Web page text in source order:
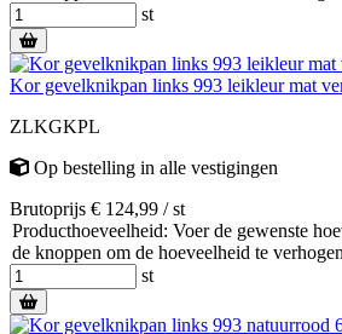
st
Kor gevelknikpan links 993 leikleur mat
ZLKGKPL
Op bestelling in alle vestigingen
Brutoprijs € 124,99 / st
Producthoeveelheid: Voer de gewenste
de knoppen om de hoeveelheid te
st